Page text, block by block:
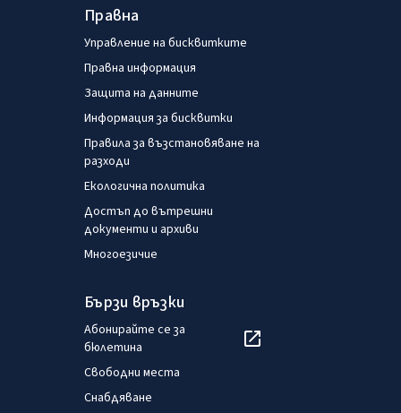
Правна
Управление на бисквитките
Правна информация
Защита на данните
Информация за бисквитки
Правила за възстановяване на
разходи
Екологична политика
Достъп до вътрешни
документи и архиви
Многоезичие
Бързи връзки
Абонирайте се за
бюлетина
Свободни места
Снабдяване